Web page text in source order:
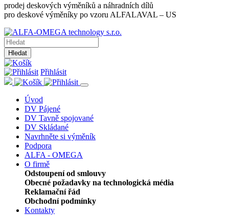
prodej deskových výměníků a náhradních dílů
pro deskové výměníky po vzoru ALFALAVAL – US
Hledat
Přihlásit
Úvod
DV Pájené
DV Tavně spojované
DV Skládané
Navrhněte si výměník
Podpora
ALFA - OMEGA
O firmě
Odstoupení od smlouvy
Obecné požadavky na technologická média
Reklamační řád
Obchodní podmínky
Kontakty